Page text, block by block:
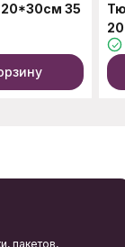
35
пакетов,